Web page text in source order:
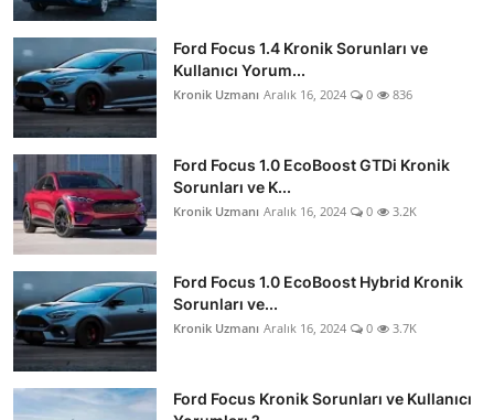
Ford Focus 1.4 Kronik Sorunları ve
Kullanıcı Yorum...
Kronik Uzmanı Aralık 16, 2024 0 836
Ford Focus 1.0 EcoBoost GTDi Kronik
Sorunları ve K...
Kronik Uzmanı Aralık 16, 2024 0 3.2K
Ford Focus 1.0 EcoBoost Hybrid Kronik
Sorunları ve...
Kronik Uzmanı Aralık 16, 2024 0 3.7K
Ford Focus Kronik Sorunları ve Kullanıcı